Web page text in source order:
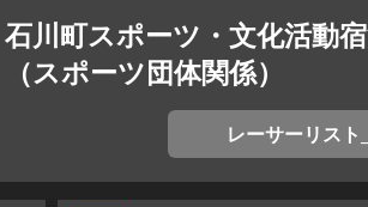
石川町スポーツ・文化活動
（スポーツ団体関係）
レーサーリスト